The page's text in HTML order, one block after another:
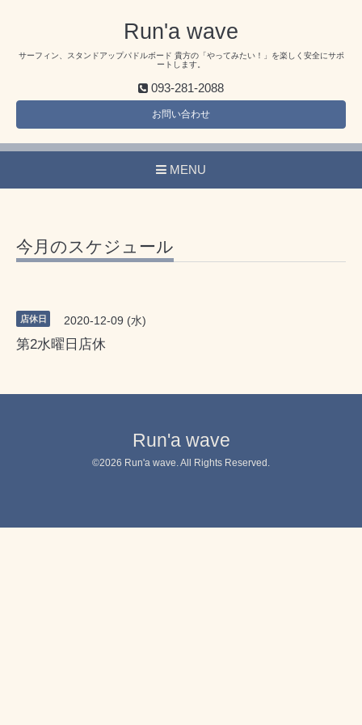
Run'a wave
サーフィン、スタンドアップパドルボード 貴方の「やってみたい！」を楽しく安全にサポ
ートします。
093-281-2088
お問い合わせ
MENU
今月のスケジュール
店休日 2020-12-09 (水)
第2水曜日店休
Run'a wave
©2026 Run'a wave . All Rights Reserved.